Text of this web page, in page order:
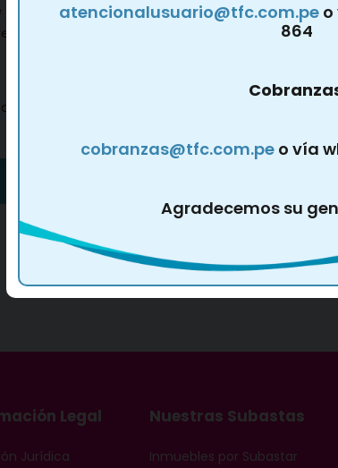
viviendas, locales comerciales
atención
Legal
Jurídica
Nuestras Subastas
Inmuebles por Subastar
atencionalusuario@tfc.com.pe o
864
cobranzas@tfc.com.pe o vía
Agradecemos su